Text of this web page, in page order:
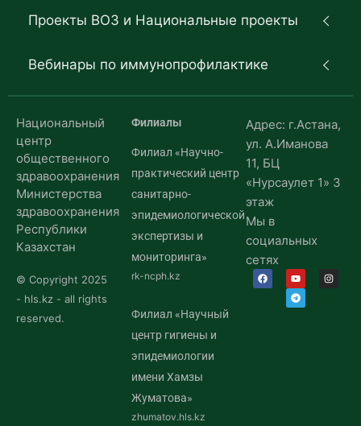
Проекты ВОЗ и Национальные проекты
Вебинары по иммунопрофилактике
Национальный
центр
общественного
здравоохранения
Министерства
здравоохранения
Республики
Казахстан
© Copyright 2025
- hls.kz - all rights
reserved.
Филиалы
Филиал «Научно-
практический центр
санитарно-
эпидемиологической
экспертизы и
мониторинга»
rk-ncph.kz
Филиал «Научный
центр гигиены и
эпидемиологии
имени Хамзы
Жуматова»
zhumatov.hls.kz
Адрес: г.Астана,
ул. А.Иманова
11, БЦ
«Нурсаулет 1» 3
этаж
Мы в
социальных
сетях